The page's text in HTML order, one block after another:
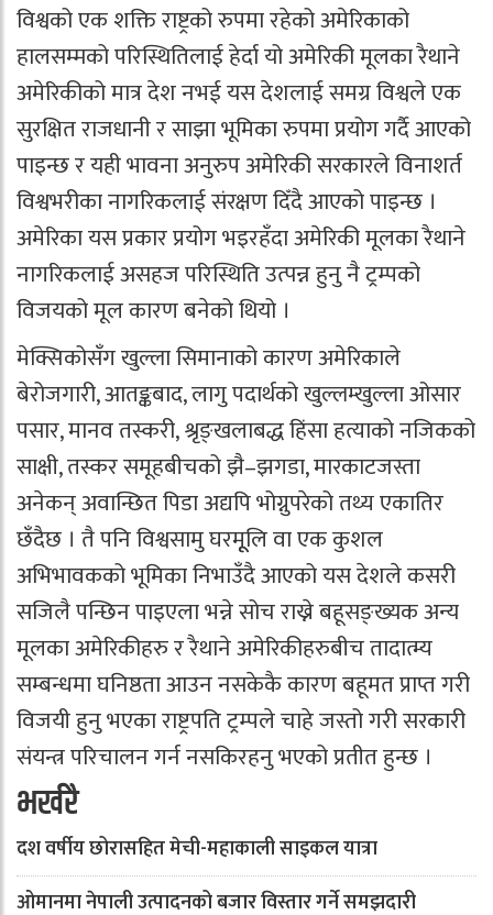
विश्वको एक शक्ति राष्ट्रको रुपमा रहेको अमेरिकाको
हालसम्मको परिस्थितिलाई हेर्दा यो अमेरिकी मूलका रैथाने
अमेरिकीको मात्र देश नभई यस देशलाई समग्र विश्वले एक
सुरक्षित राजधानी र साझा भूमिका रुपमा प्रयोग गर्दै आएको
पाइन्छ र यही भावना अनुरुप अमेरिकी सरकारले विनाशर्त
विश्वभरीका नागरिकलाई संरक्षण दिँदै आएको पाइन्छ ।
अमेरिका यस प्रकार प्रयोग भइरहँदा अमेरिकी मूलका रैथाने
नागरिकलाई असहज परिस्थिति उत्पन्न हुनु नै ट्रम्पको
विजयको मूल कारण बनेको थियो ।
मेक्सिकोसँग खुल्ला सिमानाको कारण अमेरिकाले
बेरोजगारी, आतङ्कबाद, लागु पदार्थको खुल्लम्खुल्ला ओसार
पसार, मानव तस्करी, श्रृङ्खलाबद्ध हिंसा हत्याको नजिकको
साक्षी, तस्कर समूहबीचको झै–झगडा, मारकाटजस्ता
अनेकन् अवान्छित पिडा अद्यपि भोग्नुपरेको तथ्य एकातिर
छँदैछ । तै पनि विश्वसामु घरमूूलि वा एक कुशल
अभिभावकको भूमिका निभाउँदै आएको यस देशले कसरी
सजिलै पन्छिन पाइएला भन्ने सोच राख्ने बहूसङ्ख्यक अन्य
मूलका अमेरिकीहरु र रैथाने अमेरिकीहरुबीच तादात्म्य
सम्बन्धमा घनिष्ठता आउन नसकेकै कारण बहूमत प्राप्त गरी
विजयी हुनु भएका राष्ट्रपति ट्रम्पले चाहे जस्तो गरी सरकारी
संयन्त्र परिचालन गर्न नसकिरहनु भएको प्रतीत हुन्छ ।
भर्खरै
दश वर्षीय छोरासहित मेची-महाकाली साइकल यात्रा
ओमानमा नेपाली उत्पादनको बजार विस्तार गर्ने समझदारी